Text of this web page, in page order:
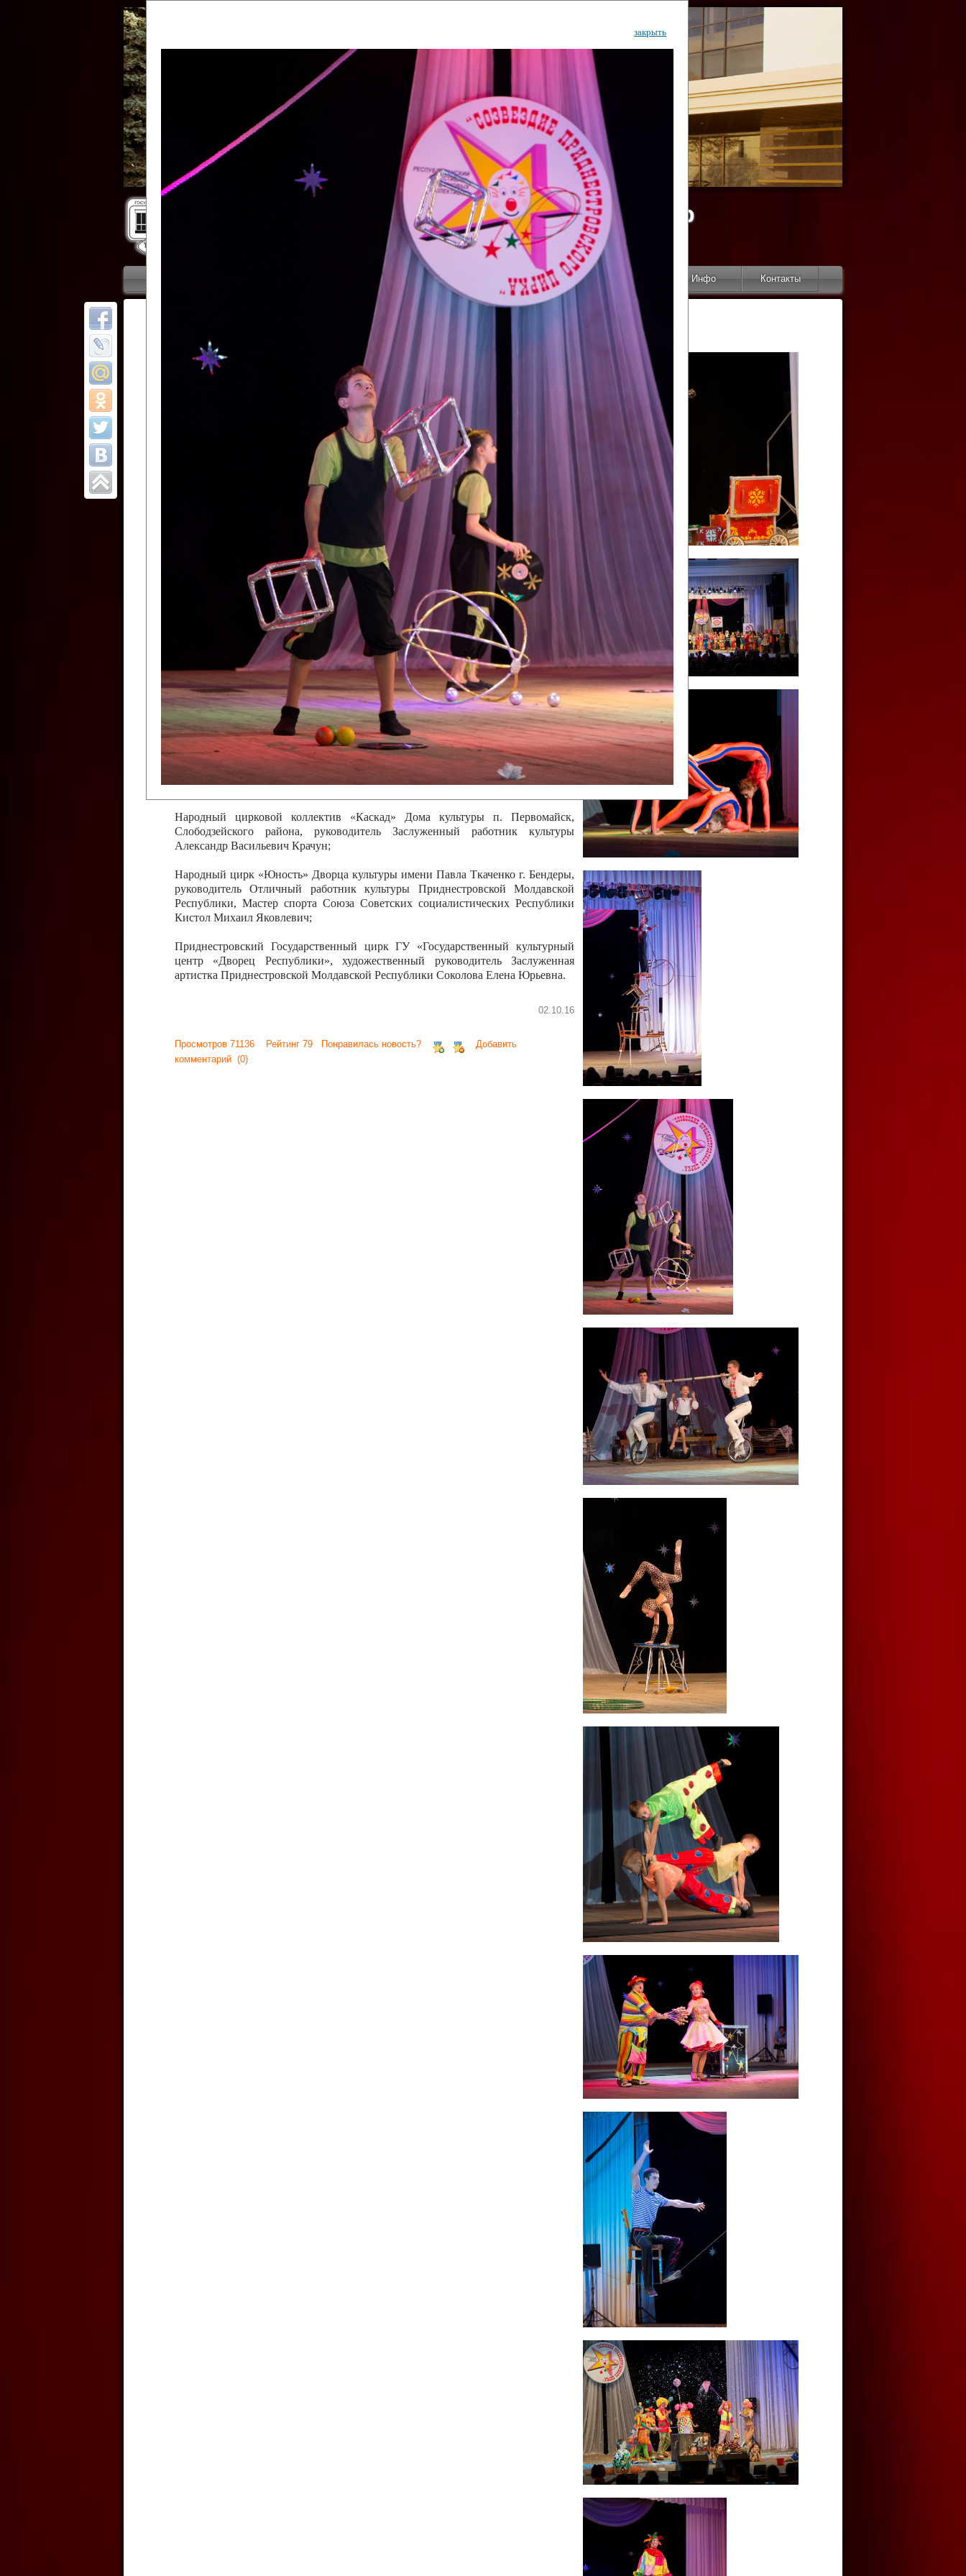
Государственный культурный центр
Дворец Республики
Новости Арт-монитор Арт-прожектор Инфо Контакты
ОТЧЕТЫ ГКЦ "ДВОРЕЦ РЕСПУБЛИКИ"
закрыть
Все отчеты
Финал Республиканского фестиваля
цирковых коллективов "Созвездие
Приднестровского цирка"
Образцовый эстрадно-цирковой коллектив «Ровесник» Дом культуры с.
Протягайловка, г. Бендеры , руководитель Рогожинер Светлана Георгиевна
Народный цирковой клоунский коллектив «Шари-вари» МУ «Культурно-
досуговый центр «Шелковик» г.Бендеры, руководители Отличные работники
культуры Приднестровской Молдавской Республики Алёна Александровна и
Народный цирковой коллектив «Энтузиасты» Дома культуры с. Делакеу,
Григориопольского района, руководитель Отличный работник культуры
Приднестровской Молдавской Республики Пётр Петрович Дижмару;
Народный цирковой коллектив «Сперанца» Дома культуры посёлка Красное,
Слободзейского района, руководитель Отличный работник культуры
Приднестровской Молдавской Республики Анжела Владимировна
Казавчинская;
Образцовый эстрадно-цирковой коллектив «Алегро» Дома детско –юношеского
творчества с. Чобручи, Слободзейского района, руководитель Хачатурян Юрий
Владимирович;
Образцовый цирковой коллектив «Радуга» Городской дворец культуры г.
Тирасполь, руководитель Отличный работник культуры Приднестровской
Молдавской Республики Николай Юрьевич Елистратов;
Народный цирковой коллектив «Каскад» Дома культуры п. Первомайск,
Слободзейского района, руководитель Заслуженный работник культуры
Александр Васильевич Крачун;
Народный цирк «Юность» Дворца культуры имени Павла Ткаченко г. Бендеры,
руководитель Отличный работник культуры Приднестровской Молдавской
Республики, Мастер спорта Союза Советских социалистических Республики
Кистол Михаил Яковлевич;
Приднестровский Государственный цирк ГУ «Государственный культурный
центр «Дворец Республики», художественный руководитель Заслуженная
артистка Приднестровской Молдавской Республики Соколова Елена Юрьевна.
02.10.16
Просмотров 71136 Рейтинг 79 Понравилась новость?
Добавить
комментарий (0)